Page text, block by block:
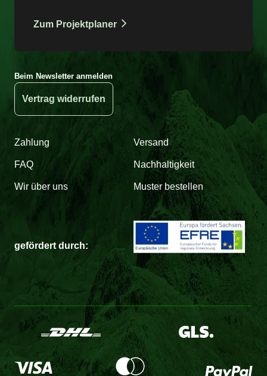
Zum Projektplaner
Beim Newsletter anmelden
Vertrag widerrufen
Zahlung Versand
FAQ Nachhaltigkeit
Wir über uns Muster bestellen
gefördert durch: